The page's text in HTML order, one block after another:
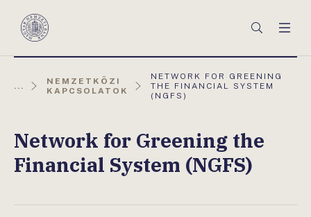
Magyar
Keresés
...
NEMZETKÖZI
KAPCSOLATOK
AKTUÁLIS
OLDAL:
NETWORK FOR GREENING
THE FINANCIAL SYSTEM
(NGFS)
Network for Greening the
Financial System (NGFS)